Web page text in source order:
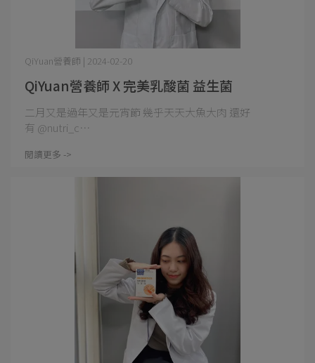
QiYuan營養師 X 完美乳酸菌 益生菌
QiYuan營養師 | 2024-02-20
二月又是過年又是元宵節 幾乎天天大魚大肉 還好
有 @nutri_c⋯
閱讀更多 ->